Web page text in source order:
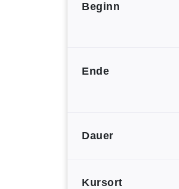
Beginn
Ende
Dauer
Kursort